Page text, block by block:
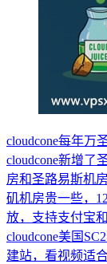
cloudcone每年万
cloudcone新增了
房和圣路易斯机
矶机房贵一些，
放，支持支付宝
cloudcone美国
建站，看视频适